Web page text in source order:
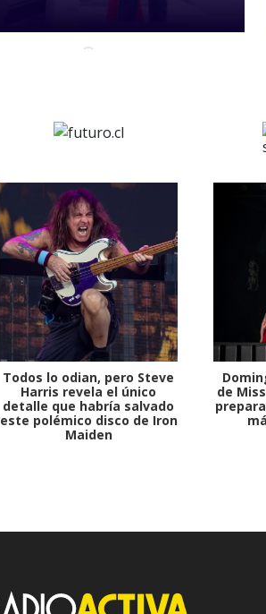
Todos lo odian, pero Steve
Harris revela el único
detalle que habría salvado
este polémico disco de Iron
Maiden
de